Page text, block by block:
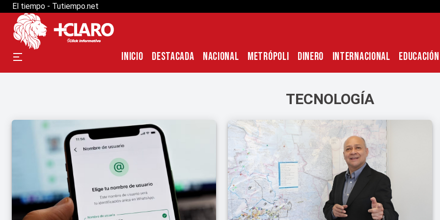
El tiempo - Tutiempo.net
INICIO DESTACADA NACIONAL METRÓPOLI DINERO INTERNACIONAL EDUCACIÓN
TECNOLOGÍA